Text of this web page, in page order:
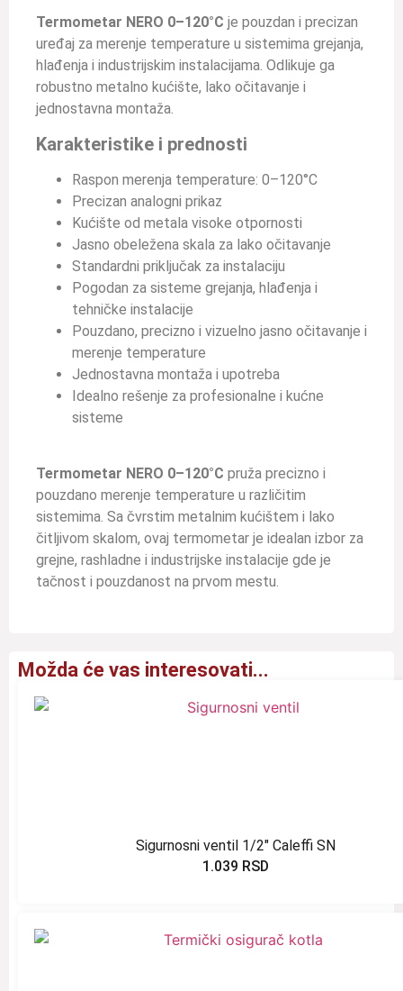
Termometar NERO 0–120°C je pouzdan i precizan
uređaj za merenje temperature u sistemima grejanja,
hlađenja i industrijskim instalacijama. Odlikuje ga
robustno metalno kućište, lako očitavanje i
jednostavna montaža.
Karakteristike i prednosti
Raspon merenja temperature: 0–120°C
Precizan analogni prikaz
Kućište od metala visoke otpornosti
Jasno obeležena skala za lako očitavanje
Standardni priključak za instalaciju
Pogodan za sisteme grejanja, hlađenja i
tehničke instalacije
Pouzdano, precizno i vizuelno jasno očitavanje i
merenje temperature
Jednostavna montaža i upotreba
Idealno rešenje za profesionalne i kućne
sisteme
Termometar NERO 0–120°C pruža precizno i
pouzdano merenje temperature u različitim
sistemima. Sa čvrstim metalnim kućištem i lako
čitljivom skalom, ovaj termometar je idealan izbor za
grejne, rashladne i industrijske instalacije gde je
tačnost i pouzdanost na prvom mestu.
Možda će vas interesovati...
Sigurnosni ventil 1/2″ Caleffi SN
1.039 RSD